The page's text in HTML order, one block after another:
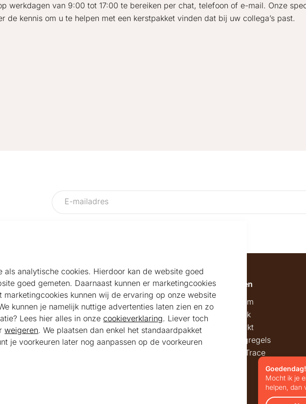
werkdagen van 9:00 tot 17:00 te bereiken per chat, telefoon of e-mail. Onze
de kennis om u te helpen met een kerstpakket vinden dat bij uw collega’s past.
Helpdesk
Veelgestelde vragen
Klantenservice
Bel ons
085 301 22 55 (NL)
Algemeen
Showroom
Maatwerk
Kerstmarkt
Belastingregels
Track & Trace
Goedendag!
Mocht ik je
helpen, dan
analytische cookies. Hierdoor kan de website goed
goed gemeten. Daarnaast kunnen er marketingcookies
kunnen wij de ervaring op onze website
kunnen je namelijk nuttige advertenties laten zien en zo
Lees hier alles in onze cookieverklaring. Liever toch
weigeren. We plaatsen dan enkel het standaardpakket
je voorkeuren later nog aanpassen op de voorkeuren